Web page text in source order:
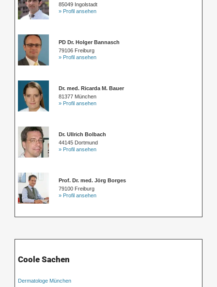
85049 Ingolstadt
» Profil ansehen
PD Dr. Holger Bannasch
79106 Freiburg
» Profil ansehen
Dr. med. Ricarda M. Bauer
81377 München
» Profil ansehen
Dr. Ullrich Bolbach
44145 Dortmund
» Profil ansehen
Prof. Dr. med. Jörg Borges
79100 Freiburg
» Profil ansehen
Coole Sachen
Dermatologe München